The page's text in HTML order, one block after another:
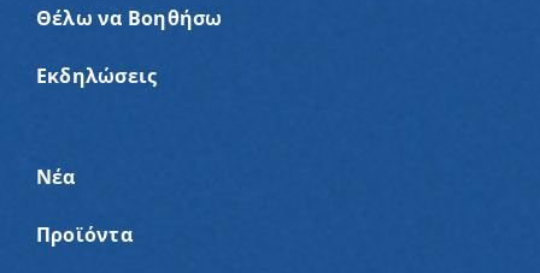
Θέλω να Βοηθήσω
Εκδηλώσεις
Νέα
Προϊόντα